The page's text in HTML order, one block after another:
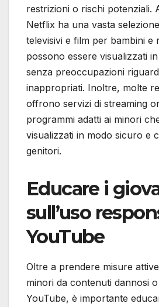
restrizioni o rischi potenziali.
Netflix ha una vasta
televisivi e film per bambini e
possono essere visualizzati
senza preoccupazioni
inappropriati. Inoltre, molte
offrono servizi di streaming
programmi adatti ai minori
visualizzati in modo sicuro e
genitori.
Educare i
sull’uso
YouTube
Oltre a prendere misure
minori da contenuti dannosi
YouTube, è importante